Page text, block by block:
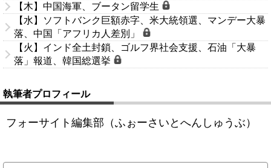
【木】中国海軍、ブータン留学生
【水】ソフトバンク巨額赤字、米大統領選、マンデー大暴
落、中国「アフリカ人差別」
【火】インド全土封鎖、ゴルフ界社会支援、石油「大暴
落」報道、韓国総選挙
執筆者プロフィール
フォーサイト編集部（ふぉーさいとへんしゅうぶ）